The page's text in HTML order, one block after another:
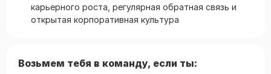
карьерного роста, регулярная обратная связь и
открытая корпоративная культура
Возьмем тебя в команду, если ты: